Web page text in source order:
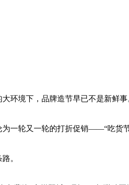
环境下，品牌造节早已不是新鲜事
一轮又一轮的打折促销——“吃货
。